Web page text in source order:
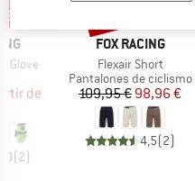
Glove
reducido
de
(2)
MARCA
FOX RACING
Artículo
Flexair Short
Product group
Pantalones de ciclismo
Precio
109,95 €Precio
98,96 €
4,5(2)